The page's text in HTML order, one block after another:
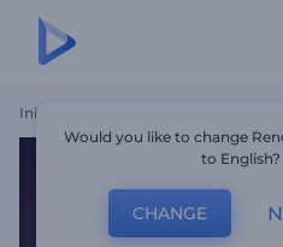
Inicio
Would you like to change
to English?
CHANGE